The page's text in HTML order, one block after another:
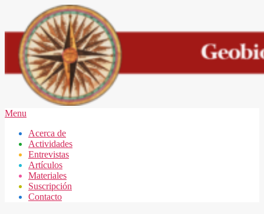
content
GEOBIOLOGÍA
DEL
PLATA
Secondary
Menu
Menu
Acerca de
Actividades
Entrevistas
Artículos
Materiales
Suscripción
Contacto